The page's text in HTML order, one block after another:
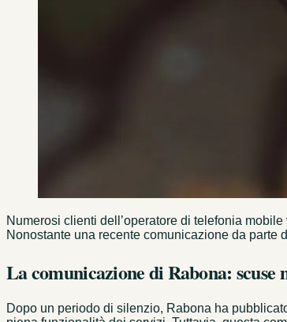
Numerosi clienti dell’operatore di telefonia
Nonostante una recente comunicazione da
La comunicazione di Rabona: scuse
Dopo un periodo di silenzio, Rabona ha